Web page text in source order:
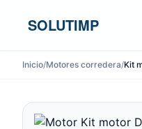
SOLUTIMP
Inicio/Motores corredera/Kit